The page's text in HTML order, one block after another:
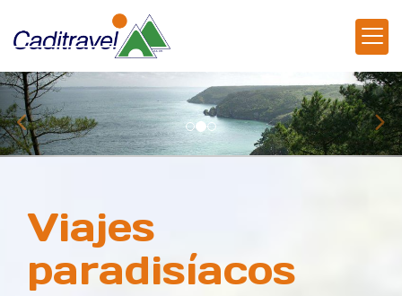
prev
Viajes
paradisíacos